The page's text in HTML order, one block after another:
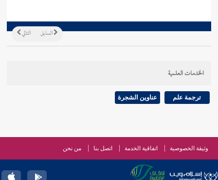
التالي السابق
الخدمات العلمية
ترجمة علم عناوين الشجرة
وثيقة الخصوصية اتفاقية الخدمة اتصل بنا من نحن